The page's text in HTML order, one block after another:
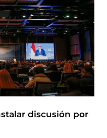
discusión por